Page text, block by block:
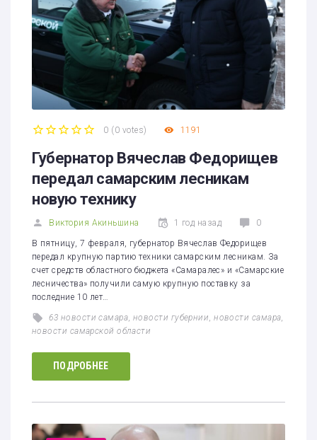
0 (0 votes) 1191
Губернатор Вячеслав Федорищев
передал самарским лесникам
новую технику
Виктория Акиньшина 1 год назад 0
В пятницу, 7 февраля, губернатор Вячеслав Федорищев
передал крупную партию техники самарским лесникам. За
счет средств областного бюджета «Самаралес» и «Самарские
лесничества» получили самую крупную поставку за
последние 10 лет…
63 новости самара,новости губернии,новости самара,
новости самарской области
ПОДРОБНЕЕ